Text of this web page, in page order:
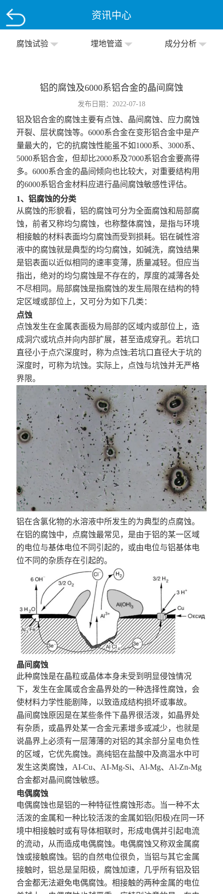
资讯中心
腐蚀试验 埋地管道 成分分析
铝的腐蚀及6000系铝合金的晶间腐蚀
发布日期：2022-07-18
铝及铝合金的腐蚀主要有点蚀、晶间腐蚀、应力腐蚀
开裂、层状腐蚀等。6000系合金在变形铝合金中是产
量最大的，它的抗腐蚀性能虽不如1000系、3000系、
5000系铝合金，但却比2000系及7000系铝合金要高得
多。6000系合金的晶间倾向也比较大，对重要结构用
的6000系铝合金材料应进行晶间腐蚀敏感性评估。
1、铝腐蚀的分类
从腐蚀的形貌看，铝的腐蚀可分为全面腐蚀和局部腐
蚀，前者又称均匀腐蚀，也称整体腐蚀，是指与环境
相接触的材料表面均匀腐蚀而受到损耗。铝在碱性溶
液中的腐蚀就是典型的均匀腐蚀，如碱洗，腐蚀结果
是铝表面以近似相同的速率变薄，质量减轻。但应当
指出，绝对的均匀腐蚀是不存在的，厚度的减薄各处
不尽相同。局部腐蚀是指腐蚀的发生局限在结构的特
定区域或部位上，又可分为如下几类：
点蚀
点蚀发生在金属表面极为局部的区域内或部位上，造
成洞穴或坑点并向内部扩展，甚至造成穿孔。若坑口
直径小于点穴深度时，称为点蚀;若坑口直径大于坑的
深度时，可称为坑蚀。实际上，点蚀与坑蚀并无严格
界限。
铝在含氯化物的水溶液中所发生的为典型的点腐蚀。
在铝的腐蚀中，点腐蚀最常见，是由于铝的某一区域
的电位与基体电位不同引起的，或由电位与铝基体电
位不同的杂质存在引起的。
晶间腐蚀
此种腐蚀是在晶粒或晶体本身未受到明显侵蚀情况
下，发生在金属或合金晶界处的一种选择性腐蚀，会
使材料力学性能剧降，以致造成结构损坏或事故。
晶间腐蚀原因是在某些条件下晶界很活泼，如晶界处
有杂质，或晶界处某一合金元素增多或减少，也就是
说晶界上必须有一层薄薄的对铝的其余部分呈电负性
的区域，它优先腐蚀。高纯铝在盐酸中及高温水中可
发生这类腐蚀，AI-Cu、AI-Mg-Si、Al-Mg、Al-Zn-Mg
合金都对晶间腐蚀敏感。
电偶腐蚀
电偶腐蚀也是铝的一种特征性腐蚀形态。当一种不太
活泼的金属和一种比较活泼的金属如铝(阳极)在同一环
境中相接触时或有导体相联时，形成电偶并引起电流
的流动，从而造成电偶腐蚀。电偶腐蚀又称双金属腐
蚀或接触腐蚀。铝的自然电位很负，当铝与其它金属
接触时，铝总是呈阳极，腐蚀加速，几乎所有铝及铝
合金都无法避免电偶腐蚀。相接触的两种金属的电位